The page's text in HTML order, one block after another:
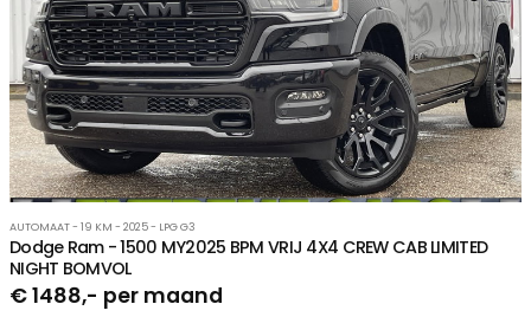
AUTOMAAT - 19 KM - 2025 - LPG G3
Dodge Ram - 1500 MY2025 BPM VRIJ 4X4 CREW CAB LIMITED
NIGHT BOMVOL
€ 1488,- per maand